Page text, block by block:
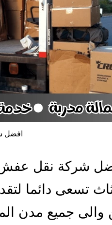
افضل
شركة نقل عفش
تسعى دائما
والى جميع مدن